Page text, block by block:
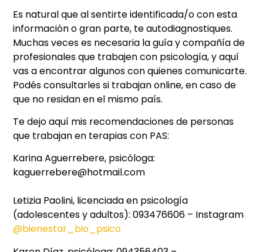
Es natural que al sentirte identificada/o con esta
información o gran parte, te autodiagnostiques.
Muchas veces es necesaria la guía y compañía de
profesionales que trabajen con psicología, y aquí
vas a encontrar algunos con quienes comunicarte.
Podés consultarles si trabajan online, en caso de
que no residan en el mismo país.
Te dejo aquí mis recomendaciones de personas
que trabajan en terapias con PAS:
Karina Aguerrebere, psicóloga:
kaguerrebere@hotmail.com
Letizia Paolini, licenciada en psicología
(adolescentes y adultos): 093476606 – Instagram
@bienestar_bio_psico